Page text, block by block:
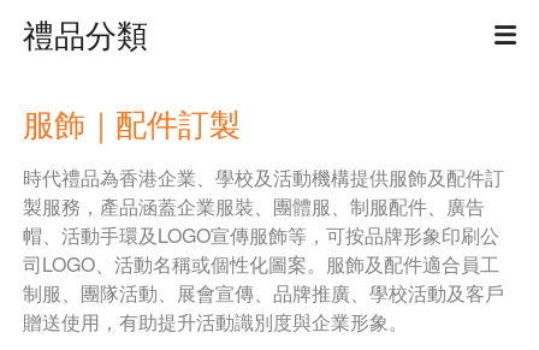
禮品分類
服飾｜配件訂製
時代禮品為香港企業、學校及活動機構提供服飾及配件訂
製服務，產品涵蓋企業服裝、團體服、制服配件、廣告
帽、活動手環及LOGO宣傳服飾等，可按品牌形象印刷公
司LOGO、活動名稱或個性化圖案。服飾及配件適合員工
制服、團隊活動、展會宣傳、品牌推廣、學校活動及客戶
贈送使用，有助提升活動識別度與企業形象。